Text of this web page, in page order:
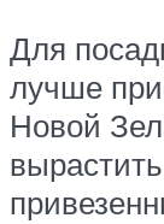
Для
лучше
Новой